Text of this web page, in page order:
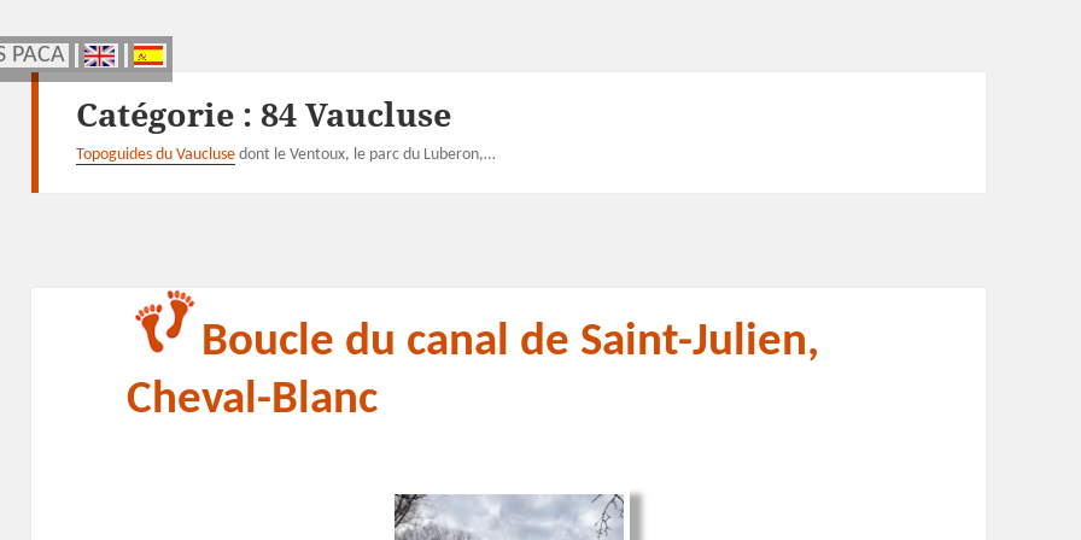
PACA
PACA
Catégorie :84 Vaucluse
Topoguides du Vaucluse dont le Ventoux, le parc du Luberon,…
Boucle du canal de Saint-Julien,
Cheval-Blanc